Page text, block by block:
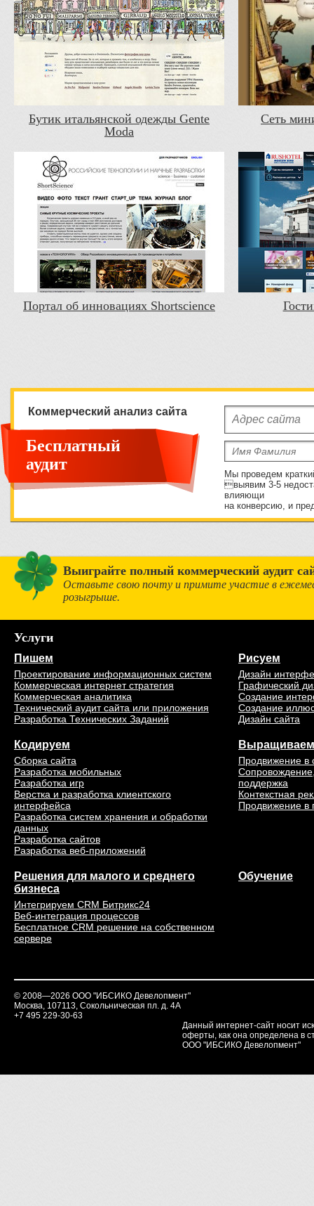
Бутик итальянской одежды Gente
Moda
Сеть
Портал об инновациях Shortscience
Коммерческий анализ сайта
Бесплатный
аудит
Мы проведем
выявим 3-5
влияющи
на конверсию, и
Выиграйте полный коммерческий аудит
Оставьте свою почту и примите участие в
розыгрыше.
Услуги
Пишем
Проектирование информационных систем
Коммерческая интернет стратегия
Коммерческая аналитика
Технический аудит сайта или приложения
Разработка Технических Заданий
Рисуем
Дизайн
Графический
Создание
Создание
Дизайн сайта
Кодируем
Сборка сайта
Разработка мобильных
Разработка игр
Верстка и разработка клиентского
интерфейса
Разработка систем хранения и обработки
данных
Разработка сайтов
Разработка веб-приложений
Выращиваем
Продвижение в
поддержка
Контекстная
Продвижение в
Решения для малого и среднего
бизнеса
Интегрируем CRM Битрикс24
Веб-интеграция процессов
Бесплатное CRM решение на собственном
сервере
Обучение
© 2008—2026 ООО "ИБСИКО Девелопмент"
Москва, 107113, Сокольническая пл. д. 4А
+7 495 229-30-63
Данный интернет-сайт носит
оферты, как она определена в
ООО "ИБСИКО Девелопмент"